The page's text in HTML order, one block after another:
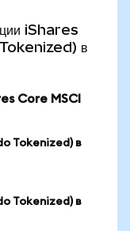
iShares
в
Core MSCI
Tokenized) в
Tokenized) в